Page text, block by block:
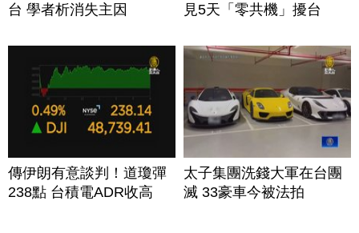
台 學者析消失主因
見5天「零共機」擾台
傳伊朗有意談判！道瓊彈
238點 台積電ADR收高
太子集團洗錢大軍在台團
滅 33豪車今被法拍